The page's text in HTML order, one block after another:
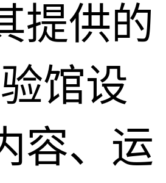
提供的
馆设
容、运